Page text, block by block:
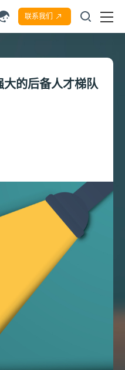
联系我们
大的后备人才梯队